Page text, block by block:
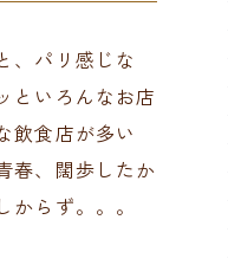
、パリ感じな
といろんなお店
飲食店が多い
春、闊歩したか
らず。。。